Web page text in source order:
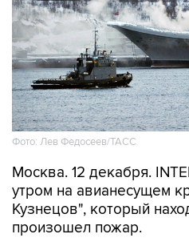
Фото: Лев Федосеев/ТАСС
Москва. 12 декабря.
утром на авианесущем
Кузнецов", который
произошел пожар.